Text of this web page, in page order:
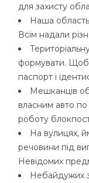
для захисту
Наша
Всім надали
формувати. Щоб
паспорт і
Мешканців
власним авто
роботу
На вулицях,
речовини під
Невідомих
Небайдужих